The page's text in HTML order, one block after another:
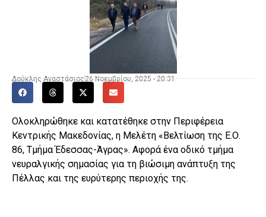
Δούκλης Αναστάσιος 26 Νοεμβρίου, 2025 - 20:31
Ολοκληρώθηκε και κατατέθηκε στην Περιφέρεια
Κεντρικής Μακεδονίας, η Μελέτη «Βελτίωση της Ε.Ο.
86, Τμήμα Έδεσσας-Άγρας». Αφορά ένα οδικό τμήμα
νευραλγικής σημασίας για τη βιώσιμη ανάπτυξη της
Πέλλας και της ευρύτερης περιοχής της.